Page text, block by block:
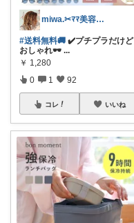
miwa.✂︎ﾏﾏ美容師💎
#送料無料🚚 ✔️プチプラだけど
おしゃれ🕶 ...
￥ 1,280
0 1 92
コレ いいね